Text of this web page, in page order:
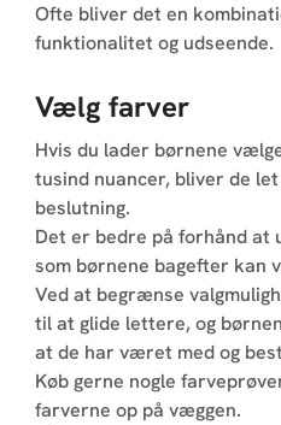
Ofte bliver det en
funktionalitet og udseende.
Vælg farver
Hvis du lader børnene
tusind nuancer, bliver de
beslutning.
Det er bedre på forhånd
som børnene bagefter kan
Ved at begrænse
til at glide lettere, og
at de har været med og
Køb gerne nogle
farverne op på væggen.